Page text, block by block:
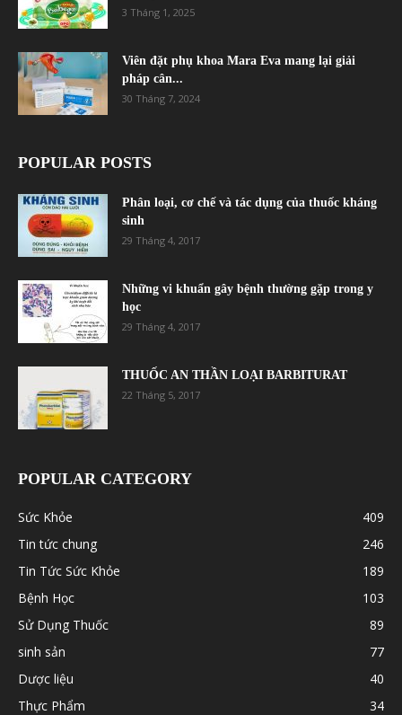
3 Tháng 1, 2025
Viên đặt phụ khoa Mara Eva mang lại giải
pháp cân...
30 Tháng 7, 2024
POPULAR POSTS
Phân loại, cơ chế và tác dụng của thuốc kháng
sinh
29 Tháng 4, 2017
Những vi khuẩn gây bệnh thường gặp trong y
học
29 Tháng 4, 2017
THUỐC AN THẦN LOẠI BARBITURAT
22 Tháng 5, 2017
POPULAR CATEGORY
Sức Khỏe
409
Tin tức chung
246
Tin Tức Sức Khỏe
189
Bệnh Học
103
Sử Dụng Thuốc
89
sinh sản
77
Dược liệu
40
Thực Phẩm
34